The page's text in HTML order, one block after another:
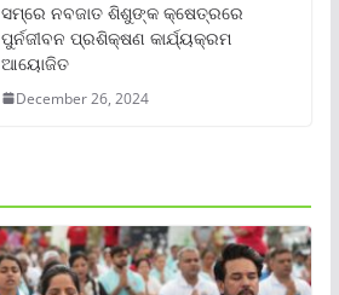
ସମ୍‌ରେ ନବଜାତ ଶିଶୁଙ୍କ କ୍ଷେତ୍ରରେ
ପୁର୍ନଜୀବନ ପ୍ରଶିକ୍ଷଣ କାର୍ଯ୍ୟକ୍ରମ
ଆୟୋଜିତ
December 26, 2024